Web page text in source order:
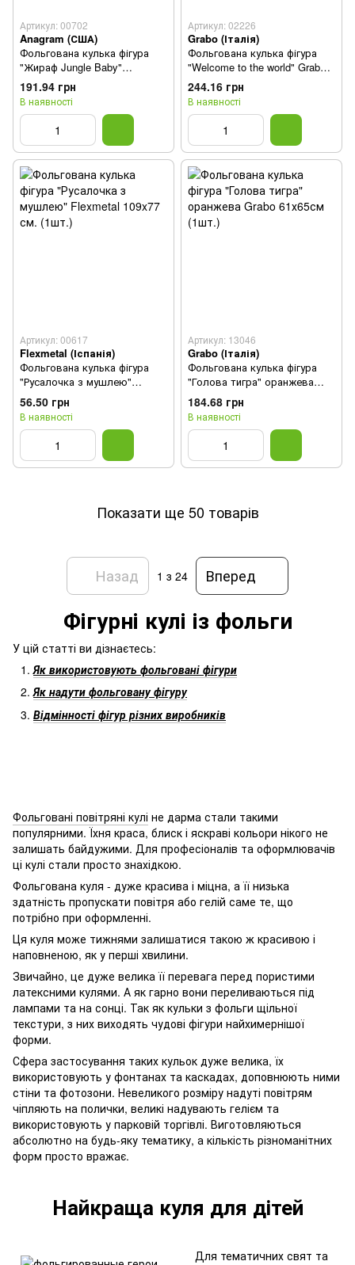
Артикул: 00702
Anagram (США)
Фольгована кулька фігура
"Жираф Jungle Baby"
коричнева Anagram
63х106см. (1шт)
191.94 грн
В наявності
Артикул: 02226
Grabo (Італія)
Фольгована кулька фігура
"Welcome to the world" Grabo
42" (105 см) 1 шт
244.16 грн
В наявності
Артикул: 00617
Flexmetal (Іспанія)
Фольгована кулька фігура
"Русалочка з мушлею"
Flexmetal 109x77 см. (1шт.)
56.50 грн
В наявності
Артикул: 13046
Grabo (Італія)
Фольгована кулька фігура
"Голова тигра" оранжева
Grabo 61х65см (1шт.)
184.68 грн
В наявності
Показати ще 50 товарів
Назад 1 з 24 Вперед
Фігурні кулі із фольги
У цій статті ви дізнаєтесь:
Як використовують фольговані фігури
Як надути фольговану фігуру
Відмінності фігур різних виробників
Фольговані повітряні кулі не дарма стали такими
популярними. Їхня краса, блиск і яскраві кольори нікого не
залишать байдужими. Для професіоналів та оформлювачів
ці кулі стали просто знахідкою.
Фольгована куля - дуже красива і міцна, а її низька
здатність пропускати повітря або гелій саме те, що
потрібно при оформленні.
Ця куля може тижнями залишатися такою ж красивою і
наповненою, як у перші хвилини.
Звичайно, це дуже велика її перевага перед пористими
латексними кулями. А як гарно вони переливаються під
лампами та на сонці. Так як кульки з фольги щільної
текстури, з них виходять чудові фігури найхимернішої
форми.
Сфера застосування таких кульок дуже велика, їх
використовують у фонтанах та каскадах, доповнюють ними
стіни та фотозони. Невеликого розміру надуті повітрям
чіпляють на полички, великі надувають гелієм та
використовують у парковій торгівлі. Виготовляються
абсолютно на будь-яку тематику, а кількість різноманітних
форм просто вражає.
Найкраща куля для дітей
Для тематичних свят та